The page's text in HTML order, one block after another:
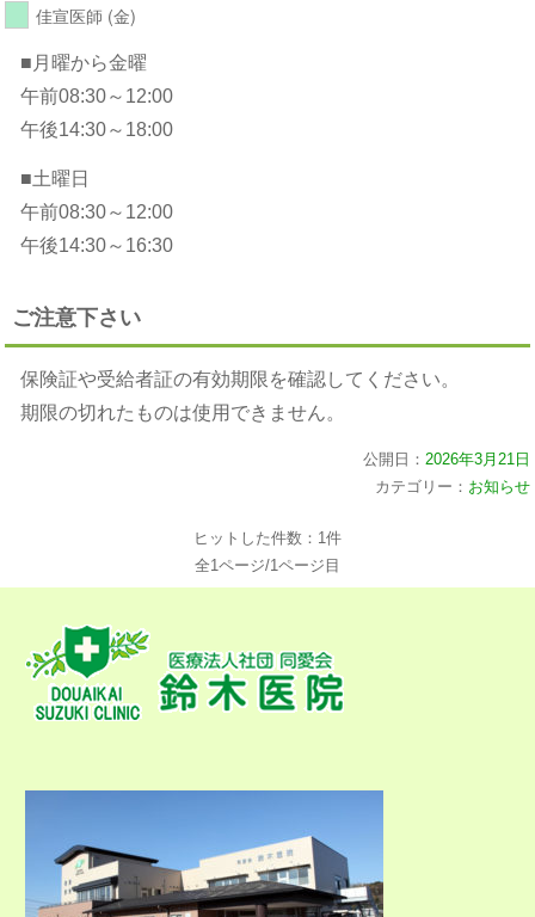
佳宣医師 (金)
■月曜から金曜
午前08:30～12:00
午後14:30～18:00
■土曜日
午前08:30～12:00
午後14:30～16:30
ご注意下さい
保険証や受給者証の有効期限を確認してください。
期限の切れたものは使用できません。
公開日： 2026年3月21日
カテゴリー： お知らせ
ヒットした件数：1件
全1ページ/1ページ目